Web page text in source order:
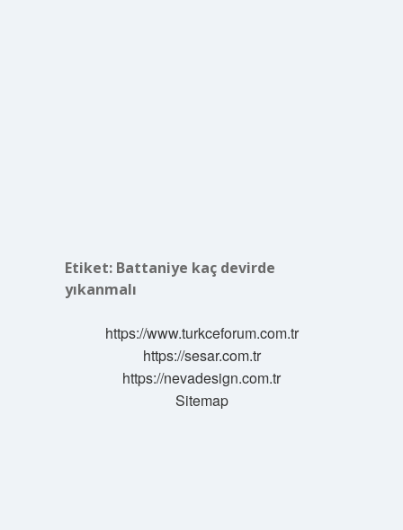
Etiket: Battaniye kaç devirde
yıkanmalı
https://www.turkceforum.com.tr
https://sesar.com.tr
https://nevadesign.com.tr
Sitemap